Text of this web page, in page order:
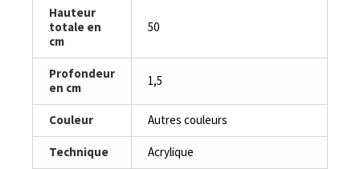
Hauteur
totale en
cm
50
Profondeur
en cm
1,5
Couleur Autres couleurs
Technique Acrylique